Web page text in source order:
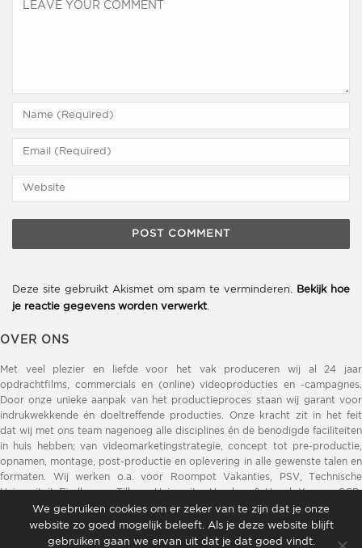
Deze site gebruikt Akismet om spam te verminderen.
Bekijk hoe
je reactie gegevens worden verwerkt.
OVER ONS
Met veel plezier en liefde voor het vak produceren wij al 24 jaar
opdrachtfilms, commercials en (online) videoproducties en -campagnes.
Door onze unieke aanpak van het productieproces staan wij garant voor
indrukwekkende én doeltreffende producties. Onze kracht zit in het feit
dat wij met ons team nagenoeg alle disciplines én de benodigde faciliteiten
in huis hebben; van videomarketingstrategie, concept tot pre-productie,
opnamen, montage, post-productie en oplevering in alle gewenste talen en
formaten. Wij werken o.a. voor Roompot Vakanties, PSV, Technische
Universiteit Eindhoven, Tilburg University, Henders & Hazel, Xooon, GGD,
DELA, Opvoeden.nl, ZLM Verzekeringen, Brainport Eindhoven, Provincie
Noord-Brabant, Sint Lucas, ZLTO.
We gebruiken cookies om er zeker van te zijn dat je onze
website zo goed mogelijk beleeft. Als je deze website blijft
gebruiken gaan we ervan uit dat je dat goed vindt.